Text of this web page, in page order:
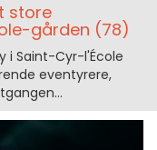
store
gården (78)
i Saint-Cyr-l'École
eventyrere,